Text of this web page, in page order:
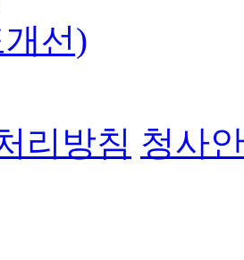
선)
리방침 청사